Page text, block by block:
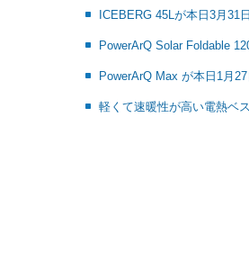
ICEBERG 45Lが本日3月31
PowerArQ Solar Foldable
PowerArQ Max が本日1月
軽くて速暖性が高い電熱ベ